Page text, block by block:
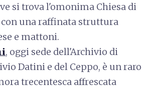
si trova l'omonima Chiesa di
con una raffinata struttura
e mattoni.
, oggi sede dell'Archivio di
Datini e del Ceppo, è un raro
trecentesca affrescata